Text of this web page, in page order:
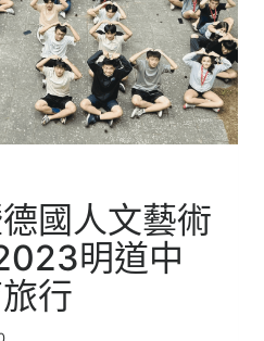
國人文藝術
明道中
行